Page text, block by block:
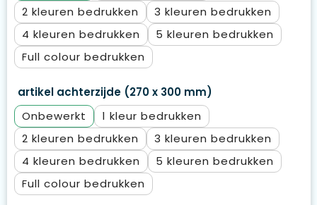
2
3
4
5
Full colour
artikel achterzijde (270 x 300 mm)
Onbewerkt
1
2
3
4
5
Full colour